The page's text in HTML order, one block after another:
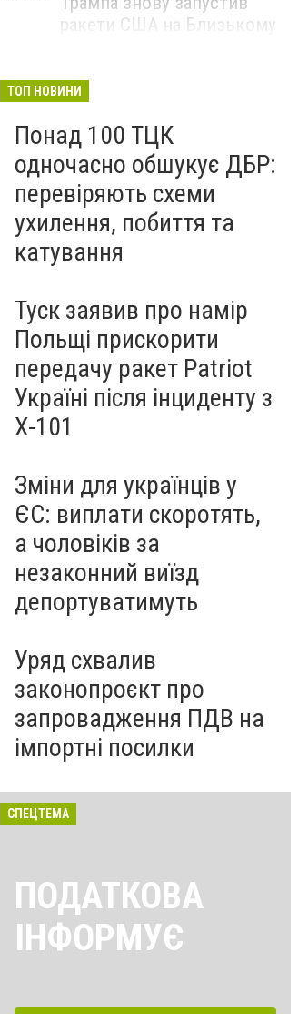
ракети США на Близькому
ТОП НОВИНИ
Понад 100 ТЦК
одночасно обшукує ДБР:
перевіряють схеми
ухилення, побиття та
катування
Туск заявив про намір
Польщі прискорити
передачу ракет Patriot
Україні після інциденту з
Х-101
Зміни для українців у
ЄС: виплати скоротять,
а чоловіків за
незаконний виїзд
депортуватимуть
Уряд схвалив
законопроєкт про
запровадження ПДВ на
імпортні посилки
СПЕЦТЕМА
ПОДАТКОВА
ІНФОРМУЄ